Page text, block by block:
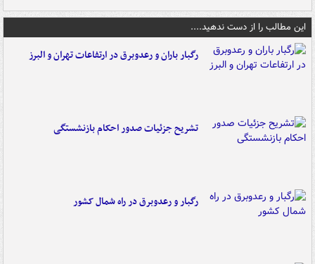
این مطالب را از دست ندهید....
رگبار باران و رعدوبرق در ارتفاعات تهران و البرز
تشریح جزئیات صدور احکام بازنشستگی
رگبار و رعدوبرق در راه شمال کشور